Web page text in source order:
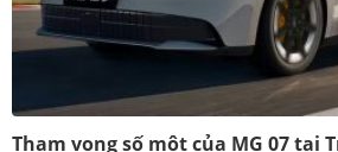
Tham vọng số một của MG 07 tại